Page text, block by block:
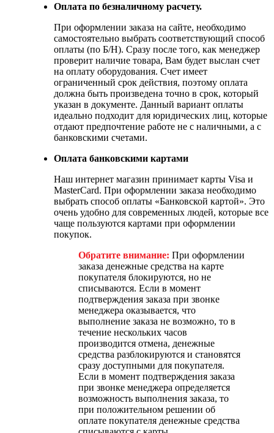
Оплата по безналичному расчету.
При оформлении заказа на сайте, необходимо
самостоятельно выбрать соответствующий способ
оплаты (по Б/Н). Сразу после того, как менеджер
проверит наличие товара, Вам будет выслан счет
на оплату оборудования. Счет имеет
ограниченный срок действия, поэтому оплата
должна быть произведена точно в срок, который
указан в документе. Данный вариант оплаты
идеально подходит для юридических лиц, которые
отдают предпочтение работе не с наличными, а с
банковскими счетами.
Оплата банковскими картами
Наш интернет магазин принимает карты Visa и
MasterCard. При оформлении заказа необходимо
выбрать способ оплаты «Банковской картой». Это
очень удобно для современных людей, которые все
чаще пользуются картами при оформлении
покупок.
Обратите внимание: При оформлении
заказа денежные средства на карте
покупателя блокируются, но не
списываются. Если в момент
подтверждения заказа при звонке
менеджера оказывается, что
выполнение заказа не возможно, то в
течение нескольких часов
производится отмена, денежные
средства разблокируются и становятся
сразу доступными для покупателя.
Если в момент подтверждения заказа
при звонке менеджера определяется
возможность выполнения заказа, то
при положительном решении об
оплате покупателя денежные средства